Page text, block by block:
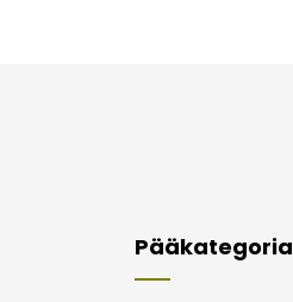
Pääkategoria